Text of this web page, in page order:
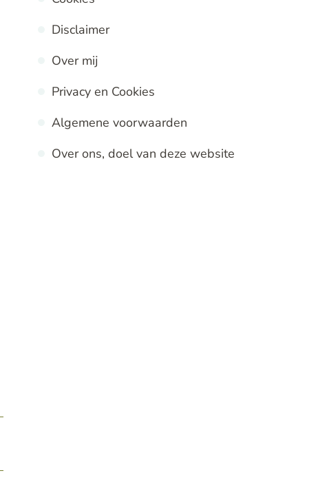
Disclaimer
Over mij
Privacy en Cookies
Algemene voorwaarden
Over ons, doel van deze website